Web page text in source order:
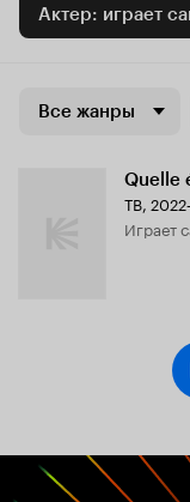
Актер: играет
Все жанры
Quelle
ТВ,
играет